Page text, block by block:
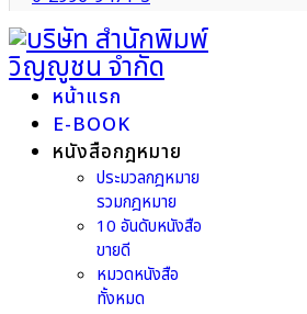
หน้าแรก
E-BOOK
หนังสือกฎหมาย
ประมวลกฎหมาย
รวมกฎหมาย
10 อันดับหนังสือ
ขายดี
หมวดหนังสือ
ทั้งหมด